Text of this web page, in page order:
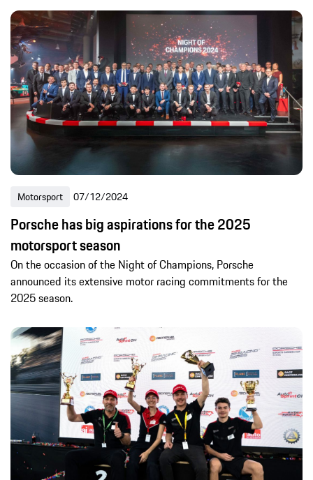
Motorsport 07/12/2024
Porsche has big aspirations for the 2025
motorsport season
On the occasion of the Night of Champions, Porsche
announced its extensive motor racing commitments for the
2025 season.